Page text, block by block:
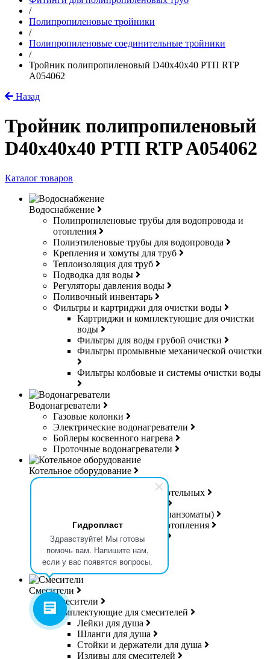
Гидропласт
Здравствуйте! Мы готовы
помочь вам. Напишите нам,
если у вас появятся вопросы.
/
Полипропиленовые тройники
/
Полипропиленовые соединительные тройники
/
Тройник полипропиленовый D40х40х40 РТП RTP
A054062
Назад
Тройник полипропиленовый
D40х40х40 РТП RTP A054062
Каталог товаров
Водоснабжение
Полипропиленовые трубы для водопровода и
отопления
Полиэтиленовые трубы для водопровода
Крепления и хомуты для труб
Теплоизоляция для труб
Подводка для воды
Регуляторы давления воды
Поливочный инвентарь
Фильтры и картриджи для очистки воды
Картриджи и комплектующие для очистки
воды
Фильтры для воды грубой очистки
Фильтры промывные механической очистки
Фильтры колбовые и системы очистки воды
Водонагреватели
Газовые колонки
Электрические водонагреватели
Бойлеры косвенного нагрева
Проточные водонагреватели
Котельное оборудование
Котлы
Группы безопасности для котельных
Расширительные баки (Экспанзоматы)
Теплоносители для систем отопления
Управляющая электроника
Дешламаторы
Гибкая подводка для газа
Смесители
Смесители
Комплектующие для смесителей
Лейки для душа
Шланги для душа
Стойки и держатели для душа
Изливы для смесителей